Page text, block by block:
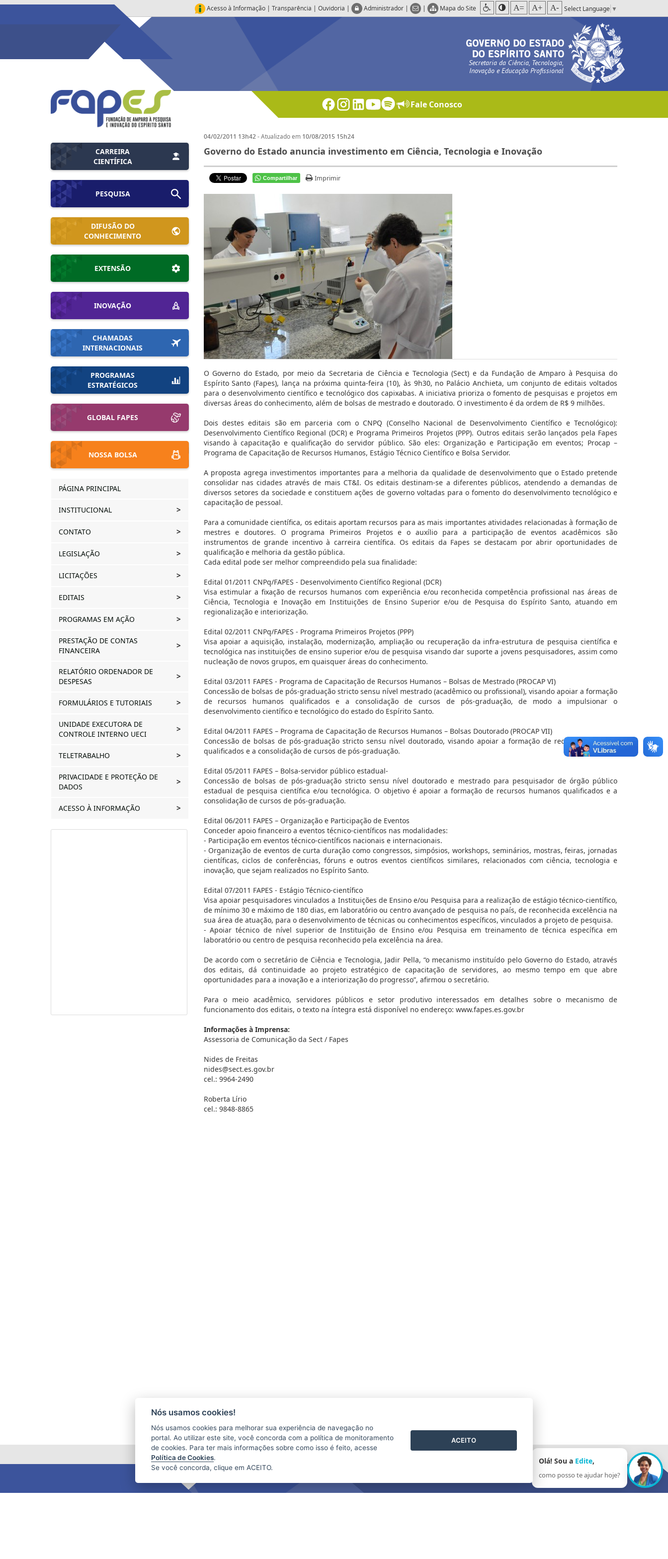
Acesso à Informação | Transparência | Ouvidoria | Administrador | | Mapa do Site A= A+ A- Select Language ▼
Secretaria da Ciência, Tecnologia,
Inovação e Educação Profissional
Fale Conosco
CARREIRA
CIENTÍFICA
PESQUISA
DIFUSÃO DO
CONHECIMENTO
EXTENSÃO
INOVAÇÃO
CHAMADAS
INTERNACIONAIS
PROGRAMAS
ESTRATÉGICOS
GLOBAL FAPES
NOSSA BOLSA
PÁGINA PRINCIPAL
INSTITUCIONAL
CONTATO
LEGISLAÇÃO
LICITAÇÕES
EDITAIS
PROGRAMAS EM AÇÃO
PRESTAÇÃO DE CONTAS
FINANCEIRA
RELATÓRIO ORDENADOR DE
DESPESAS
FORMULÁRIOS E TUTORIAIS
UNIDADE EXECUTORA DE
CONTROLE INTERNO UECI
TELETRABALHO
PRIVACIDADE E PROTEÇÃO DE
DADOS
ACESSO À INFORMAÇÃO
04/02/2011 13h42- Atualizado em 10/08/2015 15h24
Governo do Estado anuncia investimento em Ciência, Tecnologia e Inovação
Compartilhar Imprimir
O Governo do Estado, por meio da Secretaria de Ciência e Tecnologia (Sect) e da Fundação de Amparo à Pesquisa do
Espírito Santo (Fapes), lança na próxima quinta-feira (10), às 9h30, no Palácio Anchieta, um conjunto de editais voltados
para o desenvolvimento científico e tecnológico dos capixabas. A iniciativa prioriza o fomento de pesquisas e projetos em
diversas áreas do conhecimento, além de bolsas de mestrado e doutorado. O investimento é da ordem de R$ 9 milhões.
Dois destes editais são em parceria com o CNPQ (Conselho Nacional de Desenvolvimento Científico e Tecnológico):
Desenvolvimento Científico Regional (DCR) e Programa Primeiros Projetos (PPP). Outros editais serão lançados pela Fapes
visando à capacitação e qualificação do servidor público. São eles: Organização e Participação em eventos; Procap –
Programa de Capacitação de Recursos Humanos, Estágio Técnico Científico e Bolsa Servidor.
A proposta agrega investimentos importantes para a melhoria da qualidade de desenvolvimento que o Estado pretende
consolidar nas cidades através de mais CT&I. Os editais destinam-se a diferentes públicos, atendendo a demandas de
diversos setores da sociedade e constituem ações de governo voltadas para o fomento do desenvolvimento tecnológico e
capacitação de pessoal.
Para a comunidade científica, os editais aportam recursos para as mais importantes atividades relacionadas à formação de
mestres e doutores. O programa Primeiros Projetos e o auxílio para a participação de eventos acadêmicos são
instrumentos de grande incentivo à carreira científica. Os editais da Fapes se destacam por abrir oportunidades de
qualificação e melhoria da gestão pública.
Cada edital pode ser melhor compreendido pela sua finalidade:
Edital 01/2011 CNPq/FAPES - Desenvolvimento Científico Regional (DCR)
Visa estimular a fixação de recursos humanos com experiência e/ou reconhecida competência profissional nas áreas de
Ciência, Tecnologia e Inovação em Instituições de Ensino Superior e/ou de Pesquisa do Espírito Santo, atuando em
regionalização e interiorização.
Edital 02/2011 CNPq/FAPES - Programa Primeiros Projetos (PPP)
Visa apoiar a aquisição, instalação, modernização, ampliação ou recuperação da infra-estrutura de pesquisa científica e
tecnológica nas instituições de ensino superior e/ou de pesquisa visando dar suporte a jovens pesquisadores, assim como
nucleação de novos grupos, em quaisquer áreas do conhecimento.
Edital 03/2011 FAPES - Programa de Capacitação de Recursos Humanos – Bolsas de Mestrado (PROCAP VI)
Concessão de bolsas de pós-graduação stricto sensu nível mestrado (acadêmico ou profissional), visando apoiar a formação
de recursos humanos qualificados e a consolidação de cursos de pós-graduação, de modo a impulsionar o
desenvolvimento científico e tecnológico do estado do Espírito Santo.
Edital 04/2011 FAPES – Programa de Capacitação de Recursos Humanos – Bolsas Doutorado (PROCAP VII)
Concessão de bolsas de pós-graduação stricto sensu nível doutorado, visando apoiar a formação de recursos humanos
qualificados e a consolidação de cursos de pós-graduação.
Edital 05/2011 FAPES – Bolsa-servidor público estadual-
Concessão de bolsas de pós-graduação stricto sensu nível doutorado e mestrado para pesquisador de órgão público
estadual de pesquisa científica e/ou tecnológica. O objetivo é apoiar a formação de recursos humanos qualificados e a
consolidação de cursos de pós-graduação.
Edital 06/2011 FAPES – Organização e Participação de Eventos
Conceder apoio financeiro a eventos técnico-científicos nas modalidades:
- Participação em eventos técnico-científicos nacionais e internacionais.
- Organização de eventos de curta duração como congressos, simpósios, workshops, seminários, mostras, feiras, jornadas
científicas, ciclos de conferências, fóruns e outros eventos científicos similares, relacionados com ciência, tecnologia e
inovação, que sejam realizados no Espírito Santo.
Edital 07/2011 FAPES - Estágio Técnico-científico
Visa apoiar pesquisadores vinculados a Instituições de Ensino e/ou Pesquisa para a realização de estágio técnico-científico,
de mínimo 30 e máximo de 180 dias, em laboratório ou centro avançado de pesquisa no país, de reconhecida excelência na
sua área de atuação, para o desenvolvimento de técnicas ou conhecimentos específicos, vinculados a projeto de pesquisa.
- Apoiar técnico de nível superior de Instituição de Ensino e/ou Pesquisa em treinamento de técnica específica em
laboratório ou centro de pesquisa reconhecido pela excelência na área.
De acordo com o secretário de Ciência e Tecnologia, Jadir Pella, “o mecanismo instituído pelo Governo do Estado, através
dos editais, dá continuidade ao projeto estratégico de capacitação de servidores, ao mesmo tempo em que abre
oportunidades para a inovação e a interiorização do progresso”, afirmou o secretário.
Para o meio acadêmico, servidores públicos e setor produtivo interessados em detalhes sobre o mecanismo de
funcionamento dos editais, o texto na íntegra está disponível no endereço: www.fapes.es.gov.br
Informações à Imprensa:
Assessoria de Comunicação da Sect / Fapes
Nides de Freitas
nides@sect.es.gov.br
cel.: 9964-2490
Roberta Lírio
cel.: 9848-8865
Olá! Sou a Edite,
como posso te ajudar hoje?
Nós usamos cookies!
Nós usamos cookies para melhorar sua experiência de navegação no
portal. Ao utilizar este site, você concorda com a política de monitoramento
de cookies. Para ter mais informações sobre como isso é feito, acesse
Política de Cookies.
Se você concorda, clique em ACEITO.
ACEITO